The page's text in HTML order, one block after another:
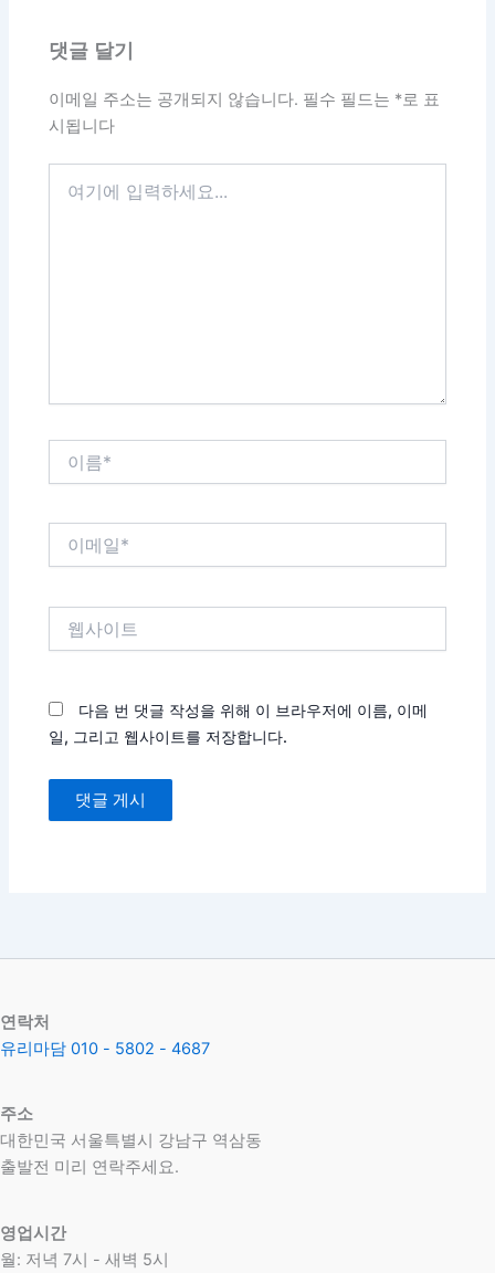
댓글 달기
이메일 주소는 공개되지 않습니다. 필수 필드는 *로 표
시됩니다
다음 번 댓글 작성을 위해 이 브라우저에 이름, 이메
일, 그리고 웹사이트를 저장합니다.
연락처
유리마담 010 - 5802 - 4687
주소
대한민국 서울특별시 강남구 역삼동
​출발전 미리 연락주세요.
영업시간
월: 저녁 7시 - 새벽 5시